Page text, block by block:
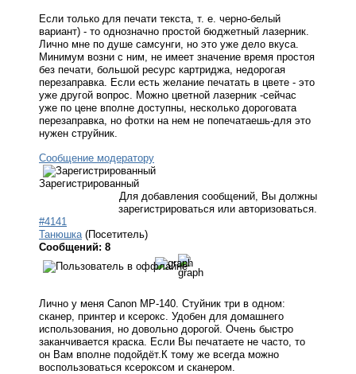
Если только для печати текста, т. е. черно-белый
вариант) - то однозначно простой бюджетный лазерник.
Лично мне по душе самсунги, но это уже дело вкуса.
Минимум возни с ним, не имеет значение время простоя
без печати, большой ресурс картриджа, недорогая
перезаправка. Если есть желание печатать в цвете - это
уже другой вопрос. Можно цветной лазерник -сейчас
уже по цене вполне доступны, несколько дороговата
перезаправка, но фотки на нем не попечатаешь-для это
нужен струйник.
Сообщение модератору
Зарегистрированный
Для добавления сообщений, Вы должны
зарегистрироваться или авторизоваться.
#4141
Танюшка (Посетитель)
Сообщений: 8
Лично у меня Сanon MP-140. Стуйник три в одном:
сканер, принтер и ксерокс. Удобен для домашнего
использования, но довольно дорогой. Очень быстро
заканчивается краска. Если Вы печатаете не часто, то
он Вам вполне подойдёт.К тому же всегда можно
воспользоваться ксероксом и сканером.